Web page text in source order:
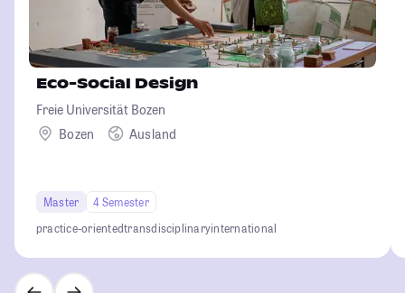
Eco-Social Design
Freie Universität Bozen
Bozen
Ausland
Master
4 Semester
practice-orientedtransdisciplinaryinternational